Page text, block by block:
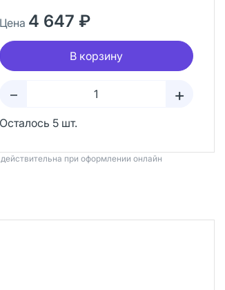
Цена 4 647 ₽
В корзину
– +
Осталось 5 шт.
при оформлении онлайн